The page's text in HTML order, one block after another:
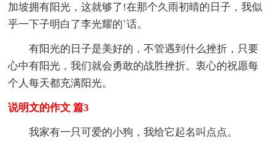
加坡拥有阳光，这就够了!在那个久雨初晴的日子，我似
乎一下子明白了李光耀的`话。
有阳光的日子是美好的，不管遇到什么挫折，只要
心中有阳光，我们就会勇敢的战胜挫折。衷心的祝愿每
个人每天都充满阳光。
说明文的作文 篇3
我家有一只可爱的小狗，我给它起名叫点点。